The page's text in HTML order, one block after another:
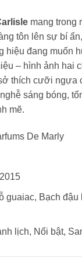
mang trong
tôn lên sự bí
hiệu đang muốn
– hình ảnh hai
thích cưỡi ngựa
sáng bóng,
mẽ.
De Marly
2015
guaiac, Bạch đậu
lịch, Nổi bật,